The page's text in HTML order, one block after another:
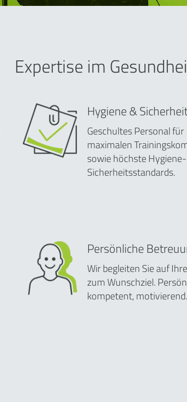
Expertise im
Hygiene &
Geschultes Personal für
maximalen
sowie höchste
Sicherheitsstandards.
Persönliche
Wir begleiten Sie auf
zum Wunschziel.
kompetent, motivierend.